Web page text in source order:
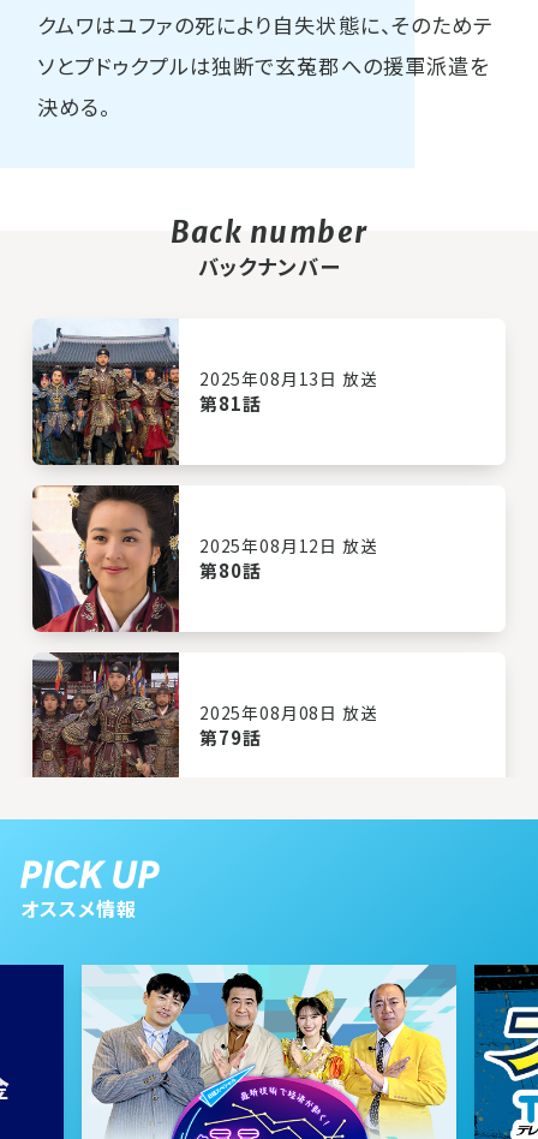
クムワはユファの死により自失状態に、そのためテ
ソとプドゥクプルは独断で玄菟郡への援軍派遣を
決める。
バックナンバー
2025年08月13日 放送
第81話
2025年08月12日 放送
第80話
2025年08月08日 放送
第79話
2025年08月06日 放送
第77話
オススメ情報